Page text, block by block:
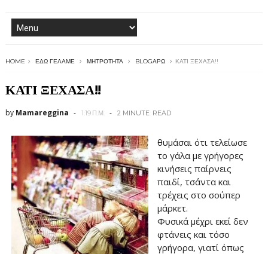
HOME ΕΔΏ ΓΕΛΆΜΕ ΜΗΤΡΌΤΗΤΑ BLOGΆΡΩ ΚΑΤΙ ΞΕΧΑΣΑ!!
ΚΑΤΙ ΞΕΧΑΣΑ!!
by Mamareggina 1:19 Π.Μ. 2 MINUTE READ
θυμάσαι ότι τελείωσε
το γάλα με γρήγορες
κινήσεις παίρνεις
παιδί, τσάντα και
τρέχεις στο σούπερ
μάρκετ.
Φυσικά μέχρι εκεί δεν
φτάνεις και τόσο
γρήγορα, γιατί όπως